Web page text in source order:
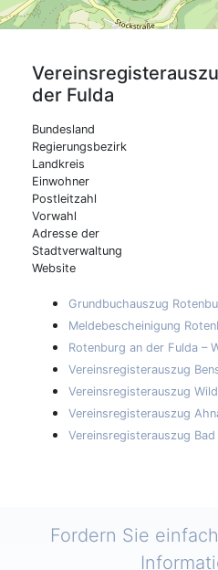
der Fulda
Bundesland
Regierungsbezirk
Landkreis
Einwohner
Postleitzahl
Vorwahl
Adresse der
Stadtverwaltung
Website
Grundbuchauszug
Meldebescheinigung
Rotenburg an der Fulda –
Vereinsregisterauszug
Vereinsregisterauszug
Vereinsregisterauszug
Vereinsregisterauszug
Fordern Sie